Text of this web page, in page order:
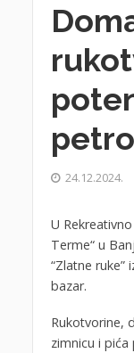
24.12.2024.
U
Terme“ u
“Zlatne
bazar.
Rukotvorine,
zimnicu i pića